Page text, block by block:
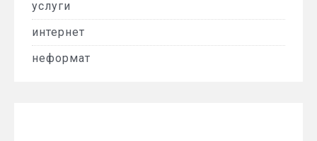
услуги
интернет
неформат